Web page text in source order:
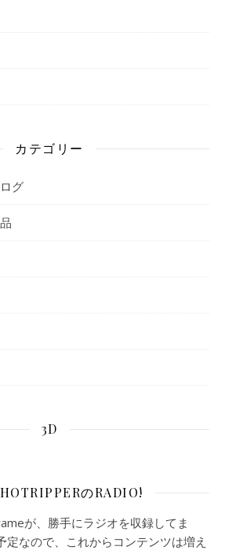
カテゴリー
グ
3D
のRADIO!
が、勝手にラジオを収録してま
定なので、これからコンテンツは増え